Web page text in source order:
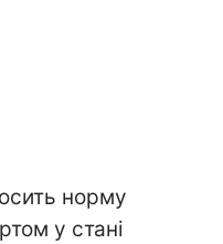
норму
у стані